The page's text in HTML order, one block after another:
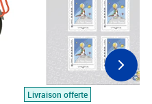
Livraison offerte